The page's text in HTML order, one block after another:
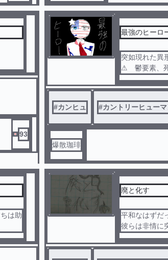
93
最強のヒーロ
突如現れた異
⚠ 鬱要素、死
#カンヒュ #カントリーヒュー
爆散珈琲
は助
てく
廃と化す
平和なはずだ
彼らは非情に
この世界に現